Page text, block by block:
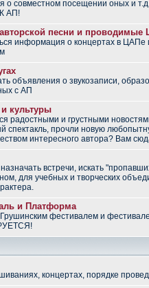
о совместном посещении оных и
АП!
песни и
информация о концертах в ЦАПе
объявления о звукозаписи,
с АП
культуры
радостными и грустными
спектакль, прочли новую
интересного автора? Вам
встречи, искать
для учебных и творческих
и Платформа
фестивалем и
концертах, порядке